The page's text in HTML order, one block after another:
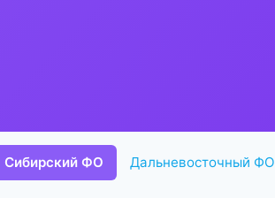
Сибирский ФО Дальневосточный ФО